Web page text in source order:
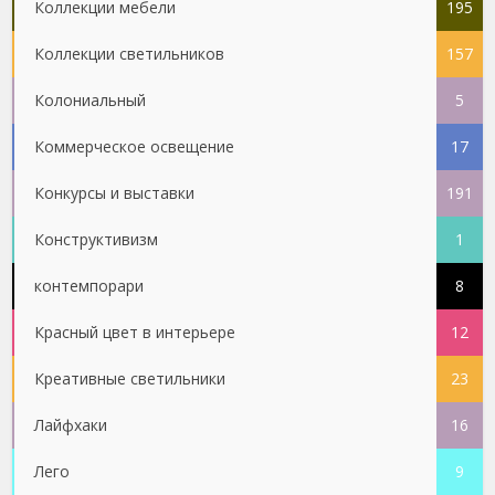
Коллекции мебели 195
Коллекции светильников 157
Колониальный 5
Коммерческое освещение 17
Конкурсы и выставки 191
Конструктивизм 1
контемпорари 8
Красный цвет в интерьере 12
Креативные светильники 23
Лайфхаки 16
Лего 9